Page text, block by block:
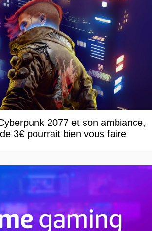
2077 et son ambiance,
3€ pourrait bien vous faire